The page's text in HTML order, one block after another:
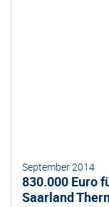
September 2014
830.000 Euro
Saarland